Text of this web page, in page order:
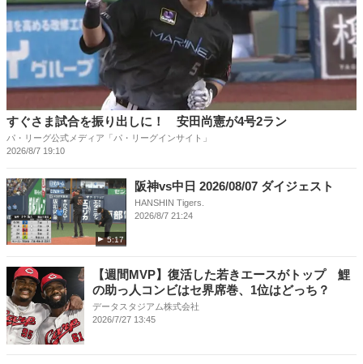
すぐさま試合を振り出しに！ 安田尚憲が4号2ラン
パ・リーグ公式メディア「パ・リーグインサイト」
2026/8/7 19:10
5:17
阪神vs中日 2026/08/07 ダイジェスト
HANSHIN Tigers.
2026/8/7 21:24
【週間MVP】復活した若きエースがトップ 鯉
の助っ人コンビはセ界席巻、1位はどっち？
データスタジアム株式会社
2026/7/27 13:45